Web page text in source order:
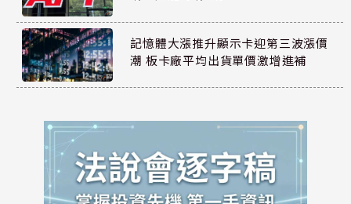
記憶體大漲推升顯示卡迎第三波漲價
潮 板卡廠平均出貨單價激增進補